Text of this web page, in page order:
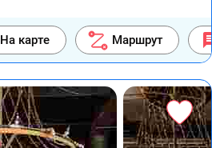
На карте Маршрут